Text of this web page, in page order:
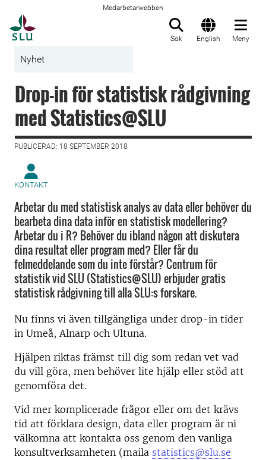
Medarbetarwebben
Sök English Meny
Nyhet
Drop-in för statistisk rådgivning
med Statistics@SLU
PUBLICERAD: 18 SEPTEMBER 2018
KONTAKT
Arbetar du med statistisk analys av data eller behöver du
bearbeta dina data inför en statistisk modellering?
Arbetar du i R? Behöver du ibland någon att diskutera
dina resultat eller program med? Eller får du
felmeddelande som du inte förstår? Centrum för
statistik vid SLU (Statistics@SLU) erbjuder gratis
statistisk rådgivning till alla SLU:s forskare.
Nu finns vi även tillgängliga under drop-in tider
in Umeå, Alnarp och Ultuna.
Hjälpen riktas främst till dig som redan vet vad
du vill göra, men behöver lite hjälp eller stöd att
genomföra det.
Vid mer komplicerade frågor eller om det krävs
tid att förklara design, data eller program är ni
välkomna att kontakta oss genom den vanliga
konsultverksamheten (maila statistics@slu.se